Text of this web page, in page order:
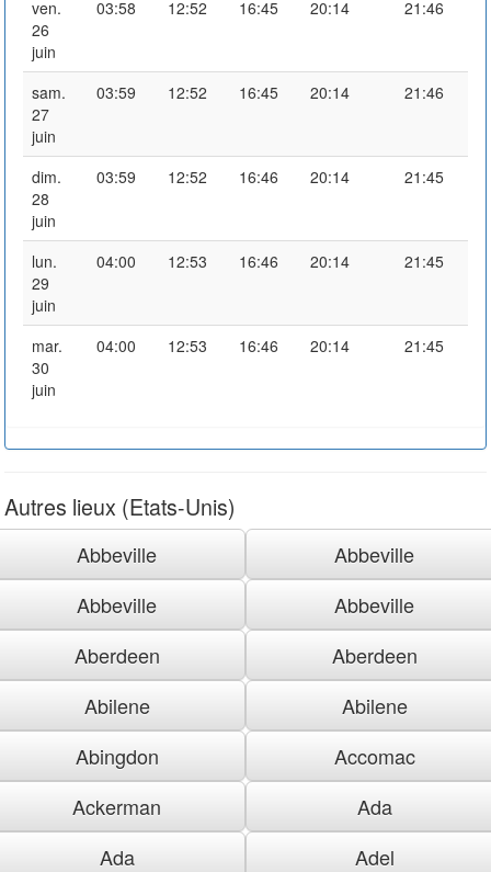
ven.
26
juin
03:58 12:52 16:45 20:14 21:46
sam.
27
juin
03:59 12:52 16:45 20:14 21:46
dim.
28
juin
03:59 12:52 16:46 20:14 21:45
lun.
29
juin
04:00 12:53 16:46 20:14 21:45
mar.
30
juin
04:00 12:53 16:46 20:14 21:45
Autres lieux (Etats-Unis)
Abbeville
Abbeville
Abbeville
Abbeville
Aberdeen
Aberdeen
Abilene
Abilene
Abingdon
Accomac
Ackerman
Ada
Ada
Adel